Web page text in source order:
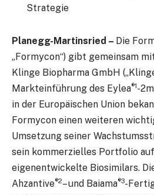
Strategie
Planegg-Martinsried – Die
„Formycon“) gibt gemeinsam
Klinge Biopharma GmbH
Markteinführung des Eylea®1-
in der Europäischen Union
Formycon einen weiteren
Umsetzung seiner
sein kommerzielles Portfolio
eigenentwickelte Biosimilars.
Ahzantive®2– und Baiama®3-